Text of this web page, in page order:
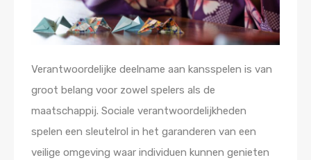
Verantwoordelijke deelname aan kansspelen is van
groot belang voor zowel spelers als de
maatschappij. Sociale verantwoordelijkheden
spelen een sleutelrol in het garanderen van een
veilige omgeving waar individuen kunnen genieten